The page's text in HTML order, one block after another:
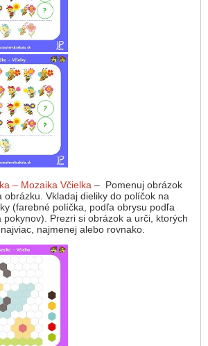
– Mozaika Včielka – Pomenuj obrázok
obrázku. Vkladaj dieliky do políčok na
(farebné políčka, podľa obrysu podľa
Prezri si obrázok a urči, ktorých
najmenej alebo rovnako.